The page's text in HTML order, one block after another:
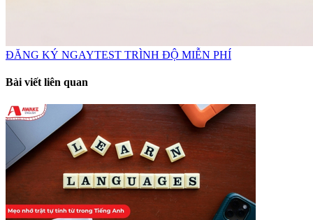
ĐĂNG KÝ NGAYTEST TRÌNH ĐỘ MIỄN PHÍ
Bài viết liên quan